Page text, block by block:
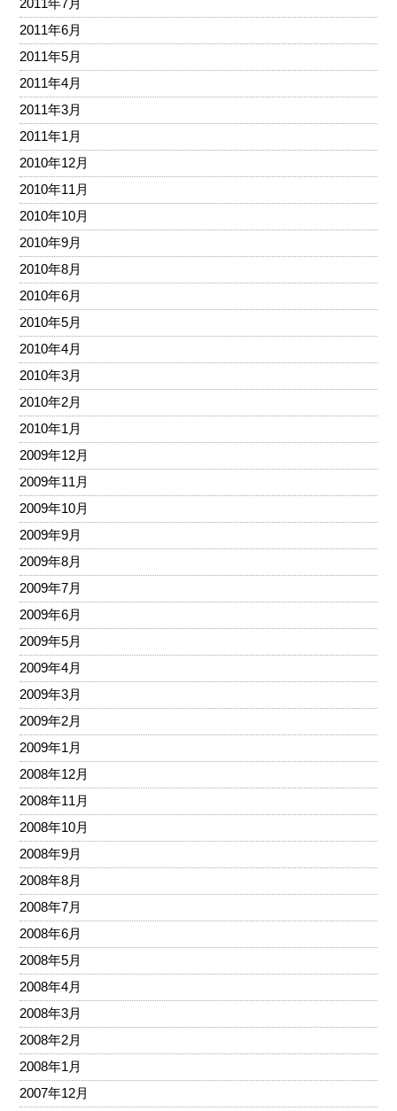
2011年7月
2011年6月
2011年5月
2011年4月
2011年3月
2011年1月
2010年12月
2010年11月
2010年10月
2010年9月
2010年8月
2010年6月
2010年5月
2010年4月
2010年3月
2010年2月
2010年1月
2009年12月
2009年11月
2009年10月
2009年9月
2009年8月
2009年7月
2009年6月
2009年5月
2009年4月
2009年3月
2009年2月
2009年1月
2008年12月
2008年11月
2008年10月
2008年9月
2008年8月
2008年7月
2008年6月
2008年5月
2008年4月
2008年3月
2008年2月
2008年1月
2007年12月